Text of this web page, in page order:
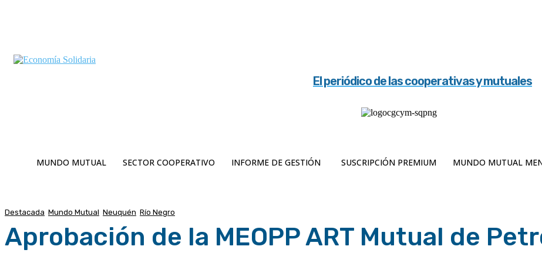
El periódico de las cooperativas y mutuales
MUNDO MUTUAL SECTOR COOPERATIVO INFORME DE GESTIÓN SUSCRIPCIÓN PREMIUM MUNDO MUTUAL
Destacada Mundo Mutual Neuquén Río Negro
Aprobación de la MEOPP ART Mutual de